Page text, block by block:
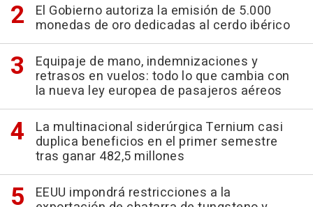
El Gobierno autoriza la emisión de 5.000
monedas de oro dedicadas al cerdo ibérico
Equipaje de mano, indemnizaciones y
retrasos en vuelos: todo lo que cambia con
la nueva ley europea de pasajeros aéreos
La multinacional siderúrgica Ternium casi
duplica beneficios en el primer semestre
tras ganar 482,5 millones
EEUU impondrá restricciones a la